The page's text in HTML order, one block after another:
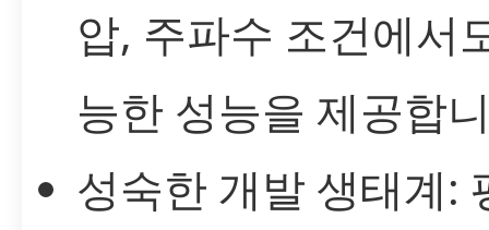
압, 주파수 조건에서
능한 성능을 제공합
성숙한 개발 생태계: